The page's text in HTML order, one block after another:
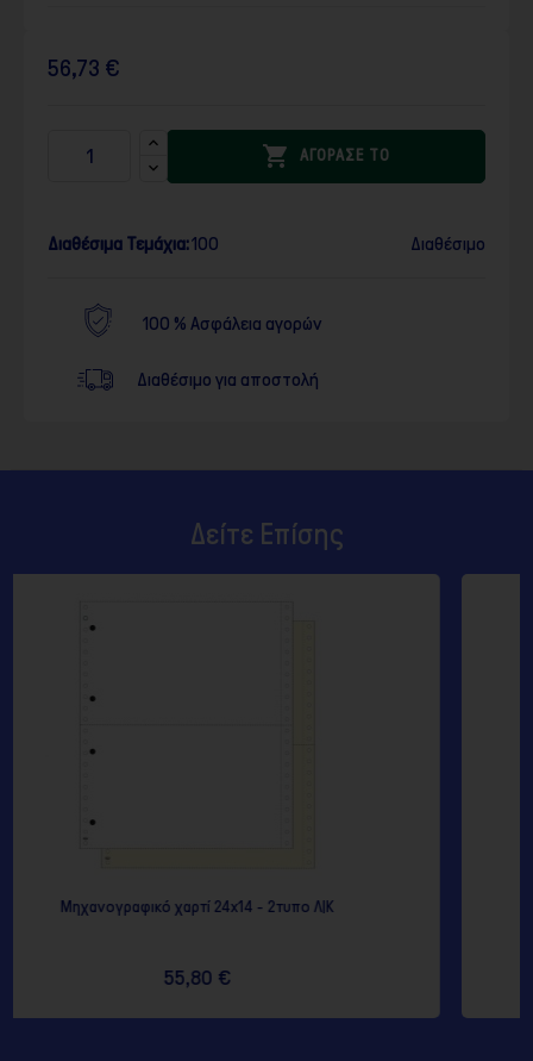
56,73 €
 ΑΓΟΡΑΣΕ ΤΟ
Διαθέσιμα Τεμάχια:100 Διαθέσιμο
100 % Ασφάλεια αγορών
Διαθέσιμο για αποστολή
Δείτε Επίσης
- 2τυπο Λ|Κ Μηχανογραφικό χαρτί 24x28